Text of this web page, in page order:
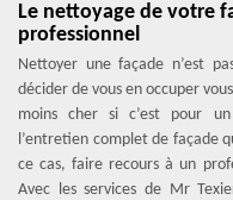
Le nettoyage de votre
professionnel
Nettoyer une façade n’est
décider de vous en occuper
moins cher si c’est pour
l’entretien complet de façade
ce cas, faire recours à un
Avec les services de Mr